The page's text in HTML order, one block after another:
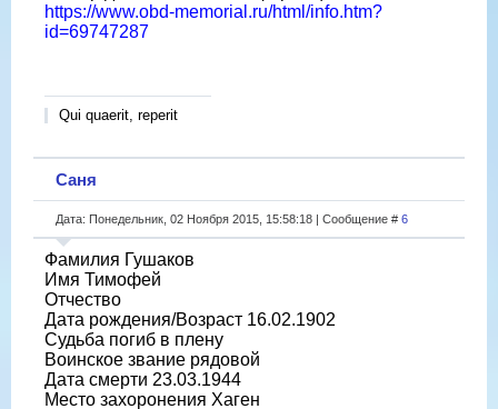
https://www.obd-memorial.ru/html/info.htm?
id=69747287
Qui quaerit, reperit
Саня
Дата: Понедельник, 02 Ноября 2015, 15:58:18 | Сообщение # 6
Фамилия Гушаков
Имя Тимофей
Отчество
Дата рождения/Возраст 16.02.1902
Судьба погиб в плену
Воинское звание рядовой
Дата смерти 23.03.1944
Место захоронения Хаген